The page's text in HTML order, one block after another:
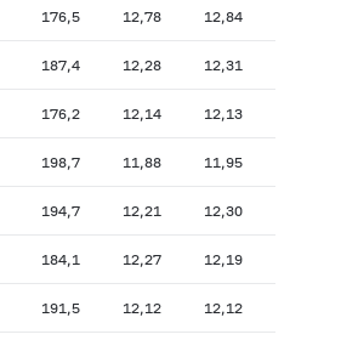
176,5 12,78 12,84
187,4 12,28 12,31
176,2 12,14 12,13
198,7 11,88 11,95
194,7 12,21 12,30
184,1 12,27 12,19
191,5 12,12 12,12